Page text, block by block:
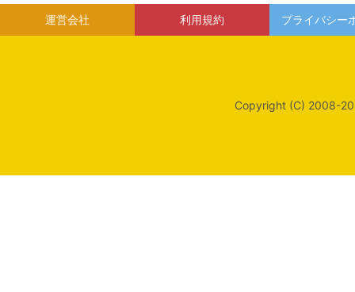
運営会社 利用規約 プライバシー
Copyright (C) 2008-